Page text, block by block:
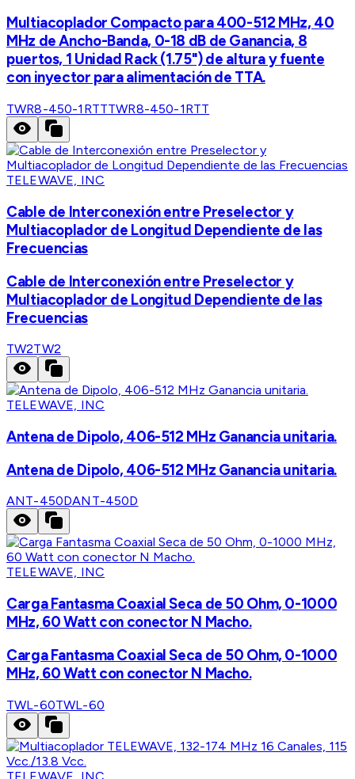
Multiacoplador Compacto para 400-512 MHz, 40
MHz de Ancho-Banda, 0-18 dB de Ganancia, 8
puertos, 1 Unidad Rack (1.75") de altura y fuente
con inyector para alimentación de TTA.
TWR8-450-1RTTTWR8-450-1RTT
TELEWAVE, INC
Cable de Interconexión entre Preselector y
Multiacoplador de Longitud Dependiente de las
Frecuencias
Cable de Interconexión entre Preselector y
Multiacoplador de Longitud Dependiente de las
Frecuencias
TW2TW2
TELEWAVE, INC
Antena de Dipolo, 406-512 MHz Ganancia unitaria.
Antena de Dipolo, 406-512 MHz Ganancia unitaria.
ANT-450DANT-450D
TELEWAVE, INC
Carga Fantasma Coaxial Seca de 50 Ohm, 0-1000
MHz, 60 Watt con conector N Macho.
Carga Fantasma Coaxial Seca de 50 Ohm, 0-1000
MHz, 60 Watt con conector N Macho.
TWL-60TWL-60
TELEWAVE, INC